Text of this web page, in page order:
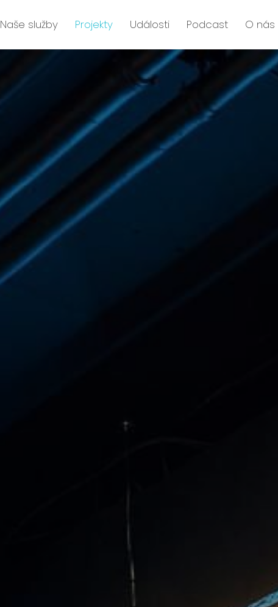
Naše služby Projekty Události Podcast O nás